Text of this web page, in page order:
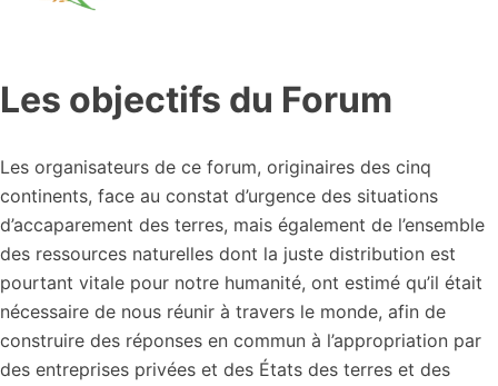
Les objectifs du Forum
Les organisateurs de ce forum, originaires des cinq
continents, face au constat d’urgence des situations
d’accaparement des terres, mais également de l’ensemble
des ressources naturelles dont la juste distribution est
pourtant vitale pour notre humanité, ont estimé qu’il était
nécessaire de nous réunir à travers le monde, afin de
construire des réponses en commun à l’appropriation par
des entreprises privées et des États des terres et des